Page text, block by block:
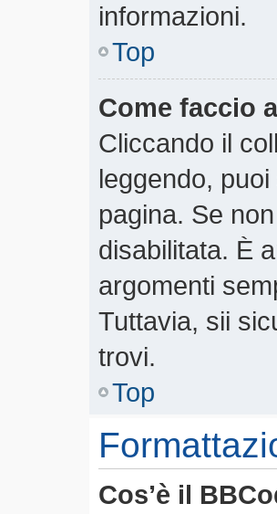
informazioni.
Top
Come faccio
Cliccando il
leggendo,
pagina. Se
disabilitata. È
argomenti
Tuttavia, sii
trovi.
Top
Cos’è il